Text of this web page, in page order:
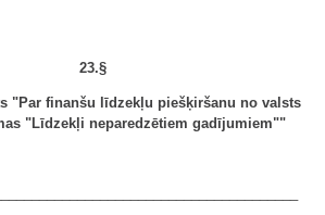
23.§
"Par finanšu līdzekļu piešķiršanu no valsts
"Līdzekļi neparedzētiem gadījumiem""